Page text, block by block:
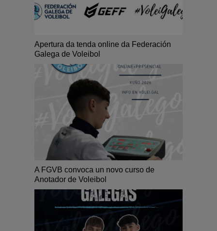
Apertura da tenda online da Federación
Galega de Voleibol
A FGVB convoca un novo curso de
Anotador de Voleibol